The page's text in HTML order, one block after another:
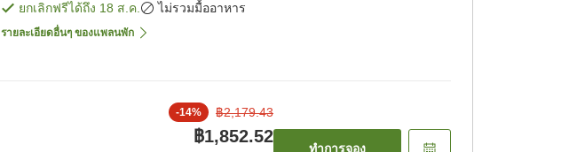
ยกเลิกฟรีได้ถึง 18 ส.ค. ไม่รวมมื้ออาหาร
รายละเอียดอื่นๆ ของแพลนพัก
-14% ฿2,179.43
฿1,852.52
ทำการจอง